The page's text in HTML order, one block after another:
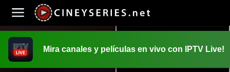
Mira canales y películas en vivo con IPTV Live!